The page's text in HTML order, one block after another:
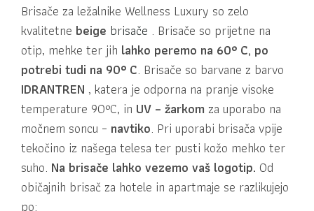
Brisače za ležalnike Wellness Luxury so zelo
kvalitetne beige brisače . Brisače so prijetne na
otip, mehke ter jih lahko peremo na 60° C, po
potrebi tudi na 90° C. Brisače so barvane z barvo
IDRANTREN , katera je odporna na pranje visoke
temperature 90°C, in UV – žarkom za uporabo na
močnem soncu – navtiko. Pri uporabi brisača vpije
tekočino iz našega telesa ter pusti kožo mehko ter
suho. Na brisače lahko vezemo vaš logotip. Od
običajnih brisač za hotele in apartmaje se razlikujejo
po: